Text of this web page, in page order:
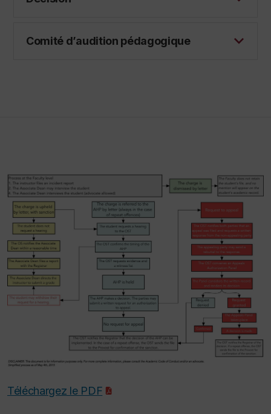
Comité d’audition pédagogique
Téléchargez le PDF